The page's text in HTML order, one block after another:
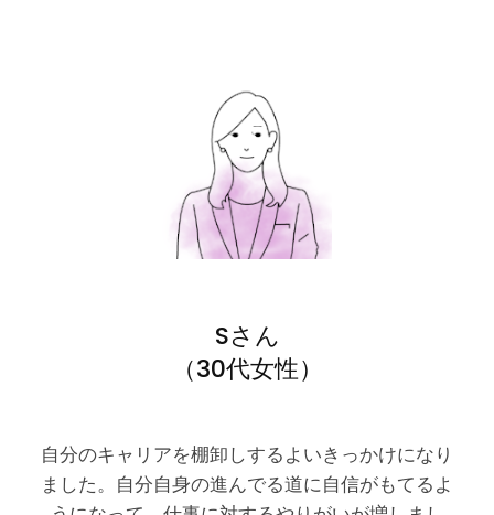
Sさん
（30代女性）
自分のキャリアを棚卸しするよいきっかけになり
ました。自分自身の進んでる道に自信がもてるよ